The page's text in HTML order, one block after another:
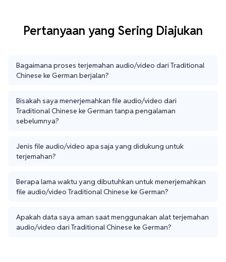
Pertanyaan yang Sering Diajukan
Bagaimana proses terjemahan audio/video dari Traditional
Chinese ke German berjalan?
Bisakah saya menerjemahkan file audio/video dari
Traditional Chinese ke German tanpa pengalaman
sebelumnya?
Jenis file audio/video apa saja yang didukung untuk
terjemahan?
Berapa lama waktu yang dibutuhkan untuk menerjemahkan
file audio/video Traditional Chinese ke German?
Apakah data saya aman saat menggunakan alat terjemahan
audio/video dari Traditional Chinese ke German?